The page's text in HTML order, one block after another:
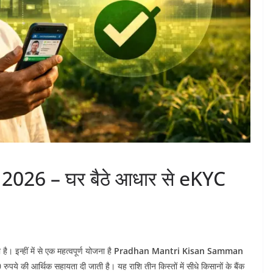
– घर बैठे आधार से eKYC
इन्हीं में से एक महत्वपूर्ण योजना है Pradhan Mantri Kisan Samman
की आर्थिक सहायता दी जाती है। यह राशि तीन किस्तों में सीधे किसानों के बैंक